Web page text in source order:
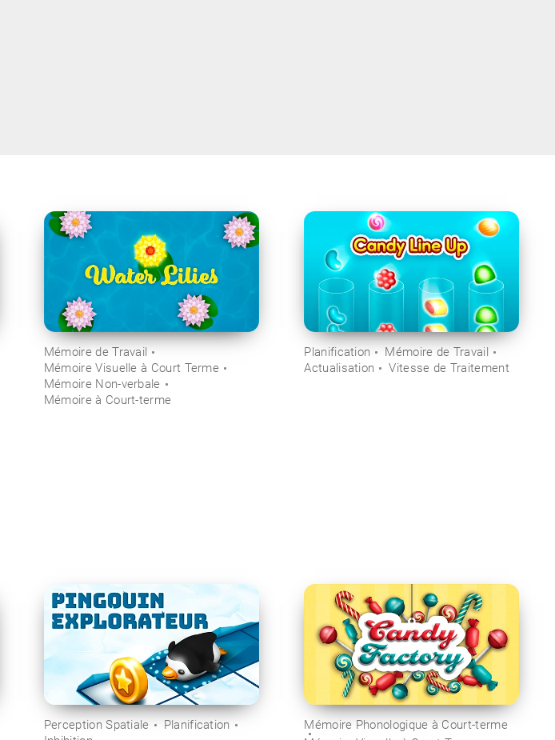
Mémoire de Travail
Mémoire Visuelle à Court Terme
Mémoire Non-verbale
Mémoire à Court-terme
Planification
Mémoire de Travail
Actualisation
Vitesse de Traitement
Perception Spatiale
Planification
Mémoire Phonologique à Court-terme